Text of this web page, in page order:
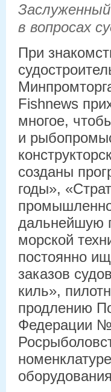
в вопросах
При
Fishnews
многое,
и
созданы
годы»,
дальнейшую
морской
постоянно
заказов
киль»,
продлению
Федерации №